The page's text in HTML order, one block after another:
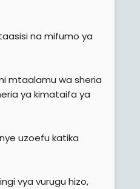
na mifumo ya
mtaalamu wa sheria
ya kimataifa ya
uzoefu katika
vya vurugu hizo,